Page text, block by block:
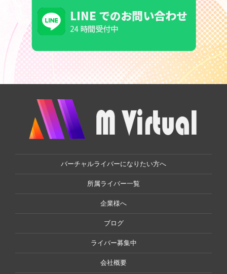
バーチャルライバーになりたい方へ
所属ライバー一覧
企業様へ
ブログ
ライバー募集中
会社概要